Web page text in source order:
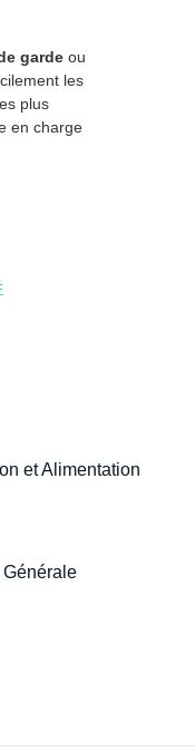
garde ou
les
plus
en charge
et Alimentation
Générale